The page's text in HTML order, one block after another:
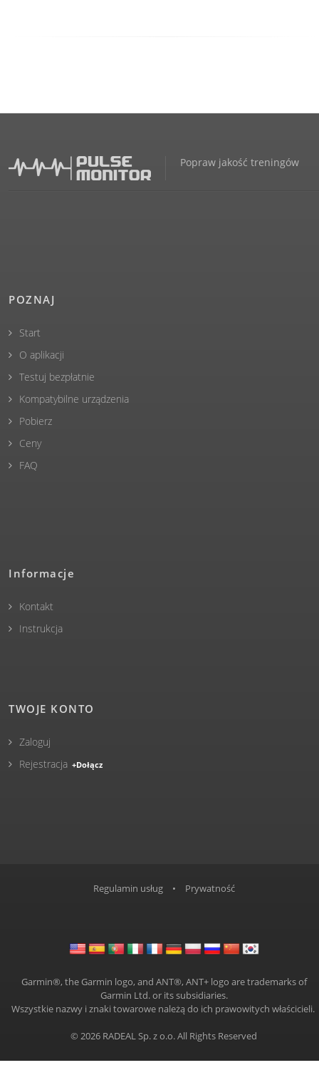
Popraw jakość treningów
POZNAJ
Start
O aplikacji
Testuj bezpłatnie
Kompatybilne urządzenia
Pobierz
Ceny
FAQ
Informacje
Kontakt
Instrukcja
TWOJE KONTO
Zaloguj
Rejestracja +Dołącz
Regulamin usług • Prywatność
Garmin®, the Garmin logo, and ANT®, ANT+ logo are trademarks of
Garmin Ltd. or its subsidiaries.
Wszystkie nazwy i znaki towarowe należą do ich prawowitych właścicieli.
© 2026 RADEALSp. z o.o. All Rights Reserved